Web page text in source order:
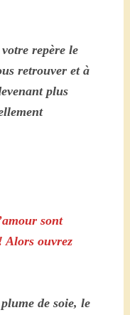
repère le
retrouver et à
plus
sont
Alors ouvrez
de soie, le